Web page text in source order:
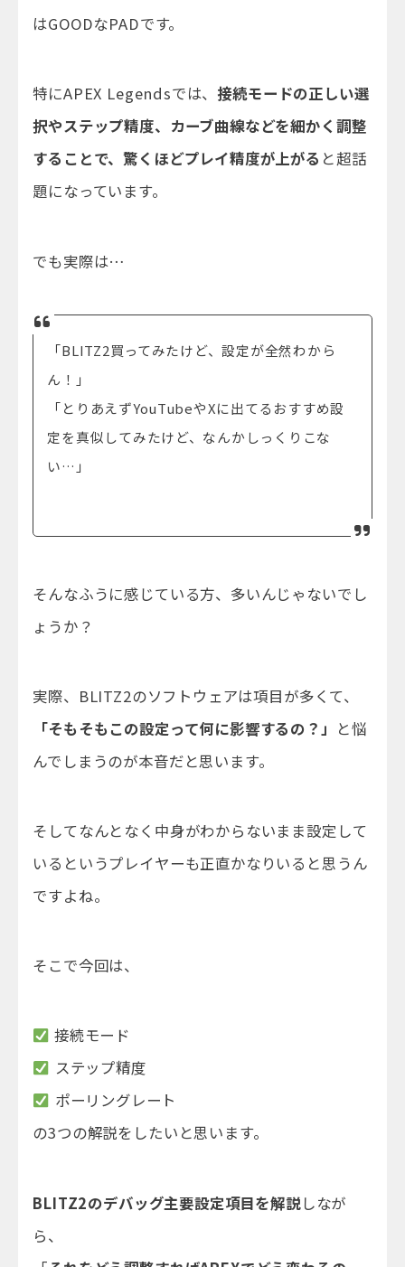
はGOODなPADです。
特にAPEX Legendsでは、 接続モードの正しい選
択やステップ精度、カーブ曲線などを細かく調整
することで、驚くほどプレイ精度が上がる と超話
題になっています。
でも実際は…
「BLITZ2買ってみたけど、設定が全然わから
ん！」
「とりあえずYouTubeやXに出てるおすすめ設
定を真似してみたけど、なんかしっくりこな
い…」
そんなふうに感じている方、多いんじゃないでし
ょうか？
実際、BLITZ2のソフトウェアは項目が多くて、
「そもそもこの設定って何に影響するの？」 と悩
んでしまうのが本音だと思います。
そしてなんとなく中身がわからないまま設定して
いるというプレイヤーも正直かなりいると思うん
ですよね。
そこで今回は、
接続モード
ステップ精度
ポーリングレート
の3つの解説をしたいと思います。
BLITZ2のデバッグ主要設定項目を解説しなが
ら、